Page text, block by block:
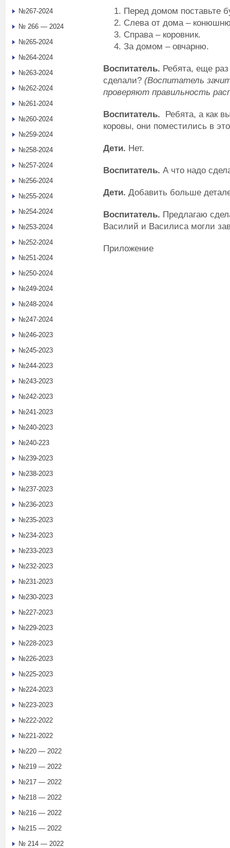
Перед домом поставьте
Слева от дома –
Справа – коровник.
За домом – овчарню.
Воспитатель. Ребята, еще
сделали? (Воспитатель
проверяют правильность
Воспитатель. Ребята, а как
коровы, они поместились в
Дети. Нет.
Воспитатель. А что надо
Дети. Добавить больше
Воспитатель. Предлагаю
Василий и Василиса могли
Приложение
№267-2024
№ 266 — 2024
№265-2024
№264-2024
№263-2024
№262-2024
№261-2024
№260-2024
№259-2024
№258-2024
№257-2024
№256-2024
№255-2024
№254-2024
№253-2024
№252-2024
№251-2024
№250-2024
№249-2024
№248-2024
№247-2024
№246-2023
№245-2023
№244-2023
№243-2023
№242-2023
№241-2023
№240-2023
№240-223
№239-2023
№238-2023
№237-2023
№236-2023
№235-2023
№234-2023
№233-2023
№232-2023
№231-2023
№230-2023
№227-2023
№229-2023
№228-2023
№226-2023
№225-2023
№224-2023
№223-2023
№222-2022
№221-2022
№220 — 2022
№219 — 2022
№217 — 2022
№218 — 2022
№216 — 2022
№215 — 2022
№ 214 — 2022